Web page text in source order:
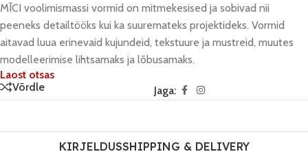
MĪCI voolimismassi vormid on mitmekesised ja sobivad nii
peeneks detailtööks kui ka suuremateks projektideks. Vormid
aitavad luua erinevaid kujundeid, tekstuure ja mustreid, muutes
modelleerimise lihtsamaks ja lõbusamaks.
Laost otsas
Võrdle
Jaga:
KIRJELDUSSHIPPING & DELIVERY